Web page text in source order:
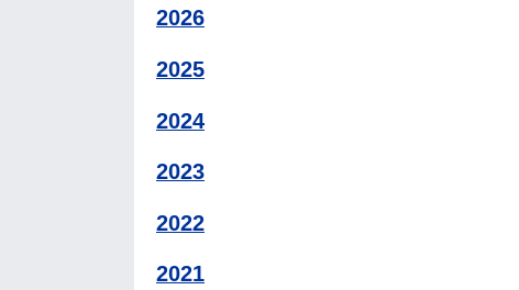
2026
2025
2024
2023
2022
2021